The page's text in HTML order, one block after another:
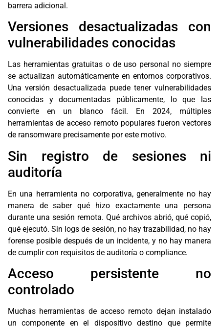
barrera adicional.
Versiones desactualizadas con
vulnerabilidades conocidas
Las herramientas gratuitas o de uso personal no siempre
se actualizan automáticamente en entornos corporativos.
Una versión desactualizada puede tener vulnerabilidades
conocidas y documentadas públicamente, lo que las
convierte en un blanco fácil. En 2024, múltiples
herramientas de acceso remoto populares fueron vectores
de ransomware precisamente por este motivo.
Sin registro de sesiones ni
auditoría
En una herramienta no corporativa, generalmente no hay
manera de saber qué hizo exactamente una persona
durante una sesión remota. Qué archivos abrió, qué copió,
qué ejecutó. Sin logs de sesión, no hay trazabilidad, no hay
forense posible después de un incidente, y no hay manera
de cumplir con requisitos de auditoría o compliance.
Acceso persistente no
controlado
Muchas herramientas de acceso remoto dejan instalado
un componente en el dispositivo destino que permite